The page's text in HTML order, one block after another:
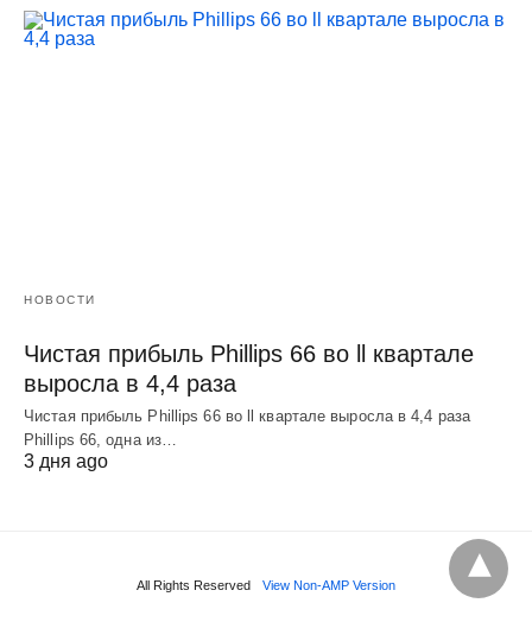
НОВОСТИ
Чистая прибыль Phillips 66 во ll квартале
выросла в 4,4 раза
Чистая прибыль Phillips 66 во ll квартале выросла в 4,4 раза
Phillips 66, одна из…
3 дня ago
All Rights Reserved View Non-AMP Version